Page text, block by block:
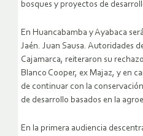
bosques y proyectos de
En Huancabamba y Ayabaca
Jaén. Juan Sausa. Autoridades
Cajamarca, reiteraron su
Blanco Cooper, ex Majaz, y en
de continuar con la
de desarrollo basados en la
En la primera audiencia